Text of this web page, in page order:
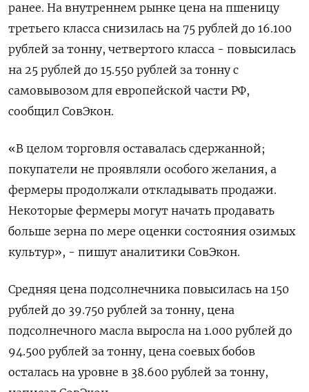
ранее. На внутреннем рынке цена на пшеницу
третьего класса снизилась на 75 рублей до 16.100
рублей за тонну, четвертого класса - повысилась
на 25 рублей до 15.550 рублей за тонну с
самовывозом для европейской части РФ,
сообщил СовЭкон.
«В целом торговля оставалась сдержанной;
покупатели не проявляли особого желания, а
фермеры продолжали откладывать продажи.
Некоторые фермеры могут начать продавать
больше зерна по мере оценки состояния озимых
культур», - пишут аналитики СовЭкон.
Средняя цена подсолнечника повысилась на 150
рублей до 39.750 рублей за тонну, цена
подсолнечного масла выросла на 1.000 рублей до
94.500 рублей за тонну, цена соевых бобов
осталась на уровне в 38.600 рублей за тонну,